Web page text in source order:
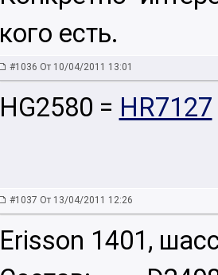
кого есть.
#1036 От 10/04/2011 13:01
HG2580 = HR7127
#1037 От 13/04/2011 12:26
Erisson 1401,